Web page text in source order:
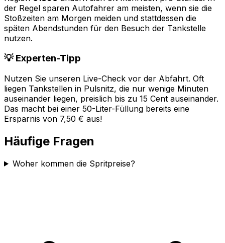
der Regel sparen Autofahrer am meisten, wenn sie die
Stoßzeiten am Morgen meiden und stattdessen die
späten Abendstunden für den Besuch der Tankstelle
nutzen.
💡 Experten-Tipp
Nutzen Sie unseren Live-Check vor der Abfahrt. Oft
liegen Tankstellen in Pulsnitz, die nur wenige Minuten
auseinander liegen, preislich bis zu 15 Cent auseinander.
Das macht bei einer 50-Liter-Füllung bereits eine
Ersparnis von 7,50 € aus!
Häufige Fragen
Woher kommen die Spritpreise?